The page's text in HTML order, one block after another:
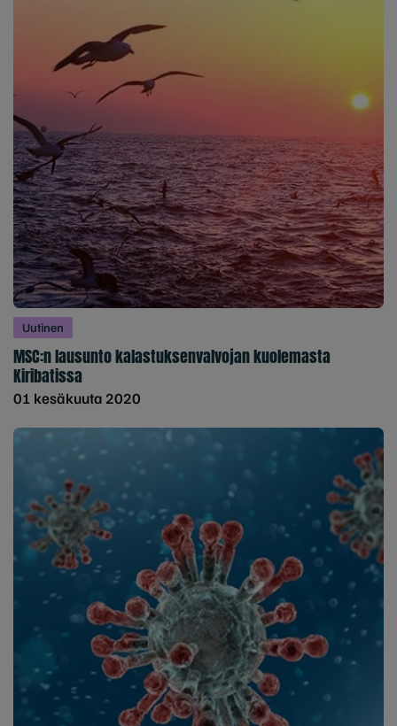
Uutinen
MSC:n lausunto kalastuksenvalvojan kuolemasta
Kiribatissa
01 kesäkuuta 2020